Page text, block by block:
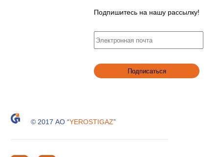
Подпишитесь на нашу рассылку!
© 2017 АО “YEROSTIGAZ”